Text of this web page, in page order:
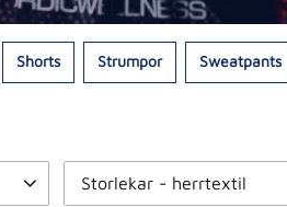
Shorts Strumpor Sweatpants
Storlekar - herrtextil